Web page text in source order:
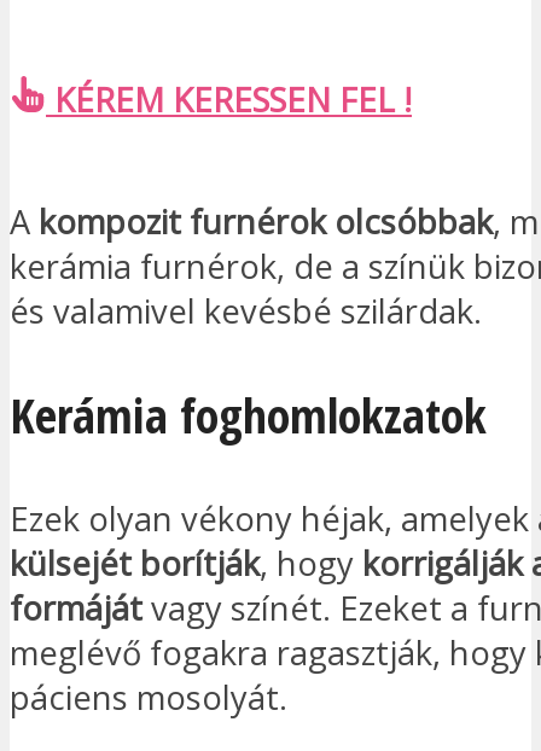
KÉREM KERESSEN FEL !
A kompozit furnérok olcsóbbak,
kerámia furnérok, de a színük
és valamivel kevésbé szilárdak.
Kerámia foghomlokzatok
Ezek olyan vékony héjak,
külsejét borítják, hogy korrigálják
formájátvagy színét. Ezeket a
meglévő fogakra ragasztják, hogy
páciens mosolyát.